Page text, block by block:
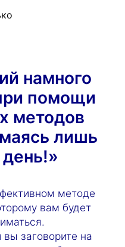
намного
помощи
методов
лишь
день!»
методе
вам будет
заговорите на